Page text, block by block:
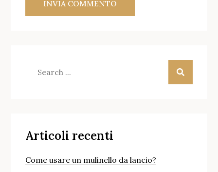
Articoli recenti
Come usare un mulinello da lancio?